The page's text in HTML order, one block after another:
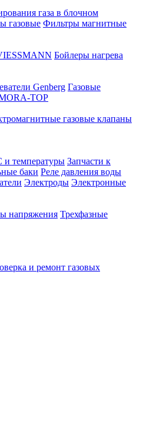
газа в блочном
газовые Фильтры магнитные
Бойлеры нагрева
Genberg Газовые
TOP
газовые клапаны
и температуры Запчасти к
баки Реле давления воды
Электроды Электронные
напряжения Трехфазные
и ремонт газовых